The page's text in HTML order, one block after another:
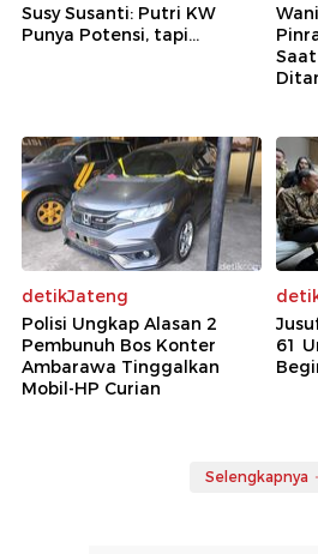
Susy Susanti: Putri KW
Punya Potensi, tapi...
detikJateng
Polisi Ungkap Alasan 2
Pembunuh Bos Konter
Ambarawa Tinggalkan
Mobil-HP Curian
61
Selengkapnya